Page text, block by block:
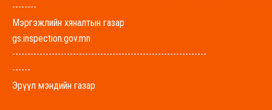
--------
Мэргэжлийн хяналтын газар
gs.inspection.gov.mn
----------------------------------------------------------------
------
Эрүүл мэндийн газар